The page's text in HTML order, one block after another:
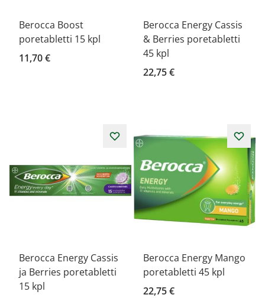
Berocca Boost
poretabletti 15 kpl
11,70 €
Berocca Energy Cassis
& Berries poretabletti
45 kpl
22,75 €
Berocca Energy Cassis
ja Berries poretabletti
15 kpl
Berocca Energy Mango
poretabletti 45 kpl
22,75 €